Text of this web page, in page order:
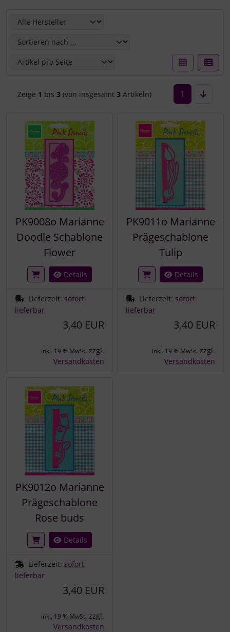
Zeige 1 bis 3(von insgesamt 3Artikeln) 1
PK9008o Marianne
Doodle Schablone
Flower
Details
Lieferzeit: sofort
lieferbar
3,40 EUR
inkl. 19 % MwSt. zzgl.
Versandkosten
PK9011o Marianne
Prägeschablone
Tulip
Details
Lieferzeit: sofort
lieferbar
3,40 EUR
inkl. 19 % MwSt. zzgl.
Versandkosten
PK9012o Marianne
Prägeschablone
Rose buds
Details
Lieferzeit: sofort
lieferbar
3,40 EUR
inkl. 19 % MwSt. zzgl.
Versandkosten